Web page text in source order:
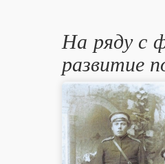
На ряду с
развитие